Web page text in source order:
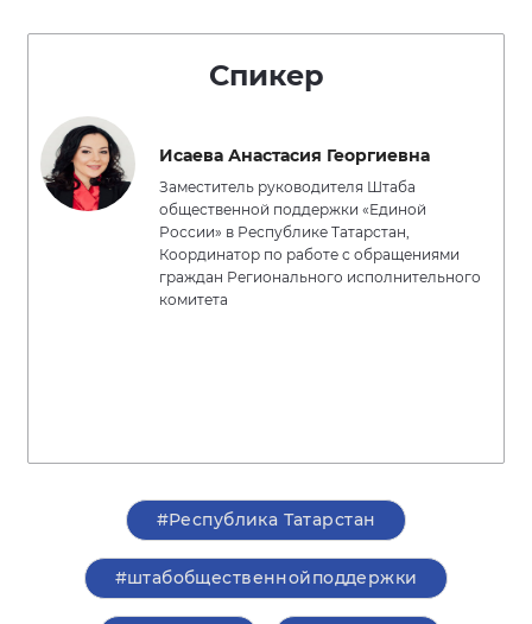
Спикер
Исаева Анастасия Георгиевна
Заместитель руководителя Штаба
общественной поддержки «Единой
России» в Республике Татарстан,
Координатор по работе с обращениями
граждан Регионального исполнительного
комитета
#Республика Татарстан
#штабобщественнойподдержки